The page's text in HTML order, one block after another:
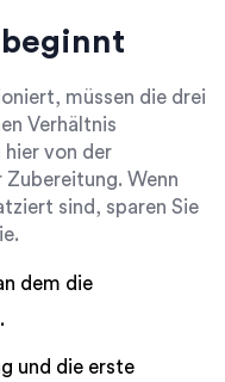
müssen die drei
Verhältnis
hier von der
Zubereitung. Wenn
sind, sparen Sie
dem die
und die erste